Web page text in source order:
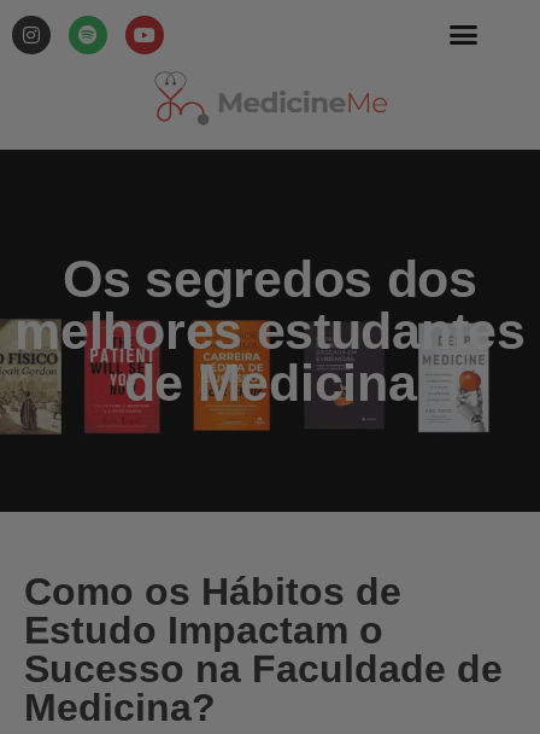
Os segredos dos
melhores estudantes
de Medicina
Como os Hábitos de
Estudo Impactam o
Sucesso na Faculdade de
Medicina?